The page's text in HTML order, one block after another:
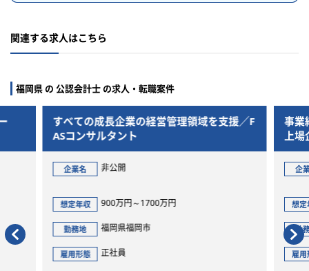
関連する求人はこちら
福岡県 の 公認会計士 の求人・転職案件
すべての成長企業の経営管理領域を支援／F
ASコンサルタント
企業名 非公開
想定年収 900万円～1700万円
勤務地 福岡県福岡市
雇用形態 正社員
事業
上場
企
想定
勤
雇用